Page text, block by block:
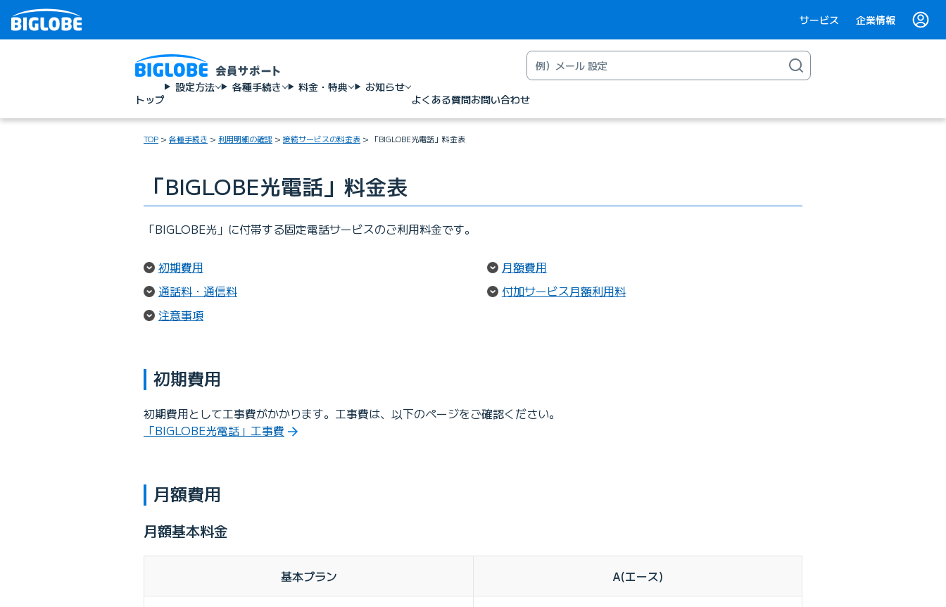
サービス 企業情報
トップ
設定方法 各種手続き 料金・特典
お知らせ
よくある質問お問い合わせ
TOP 各種手続き 利用明細の確認 接続サービスの料金表 「BIGLOBE光電話」料金表
「BIGLOBE光電話」料金表
「BIGLOBE光」に付帯する固定電話サービスのご利用料金です。
初期費用（ページ内リンク） 月額費用（ページ内リンク）
通話料・通信料（ページ内リンク） 付加サービス月額利用料（ページ内リンク）
注意事項（ページ内リンク）
初期費用
初期費用として工事費がかかります。工事費は、以下のページをご確認ください。
「BIGLOBE光電話」工事費
月額費用
月額基本料金
基本プラン A(エース)